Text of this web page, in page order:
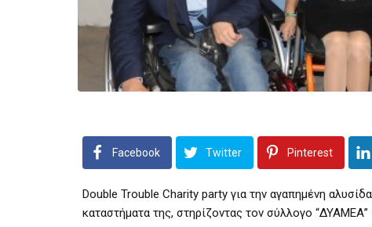
Facebook Twitter Pinterest
Double Trouble Charity party για την αγαπημένη
καταστήματα της, στηρίζοντας τον σύλλογο